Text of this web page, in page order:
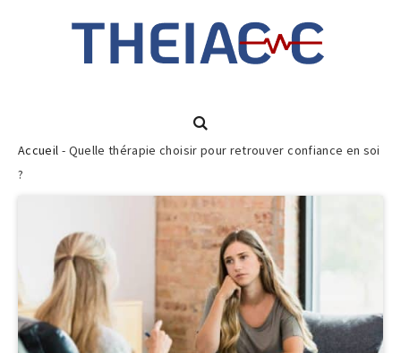
Accueil - Quelle thérapie choisir pour retrouver confiance en soi
?